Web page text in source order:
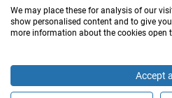
We may place these for analysis of our
show personalised content and to give
more information about the cookies open
Accept all